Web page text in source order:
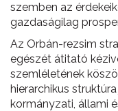
szemben az
gazdaságilag
Az Orbán-rezsim
egészét átitató
szemléletének
hierarchikus
kormányzati, állami